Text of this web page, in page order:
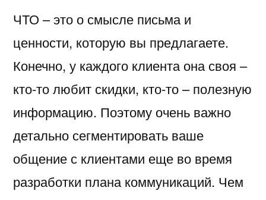
ЧТО – это о смысле письма и
ценности, которую вы предлагаете.
Конечно, у каждого клиента она своя –
кто-то любит скидки, кто-то – полезную
информацию. Поэтому очень важно
детально сегментировать ваше
общение с клиентами еще во время
разработки плана коммуникаций. Чем